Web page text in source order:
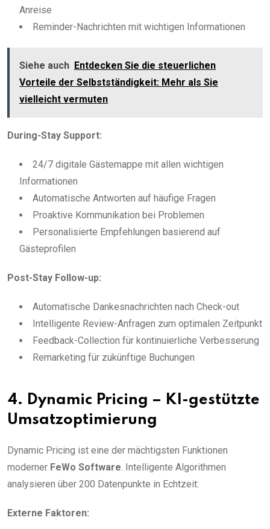
Anreise
Reminder-Nachrichten mit wichtigen Informationen
Siehe auch Entdecken Sie die steuerlichen
Vorteile der Selbstständigkeit: Mehr als Sie
vielleicht vermuten
During-Stay Support:
24/7 digitale Gästemappe mit allen wichtigen
Informationen
Automatische Antworten auf häufige Fragen
Proaktive Kommunikation bei Problemen
Personalisierte Empfehlungen basierend auf
Gästeprofilen
Post-Stay Follow-up:
Automatische Dankesnachrichten nach Check-out
Intelligente Review-Anfragen zum optimalen Zeitpunkt
Feedback-Collection für kontinuierliche Verbesserung
Remarketing für zukünftige Buchungen
4. Dynamic Pricing – KI-gestützte
Umsatzoptimierung
Dynamic Pricing ist eine der mächtigsten Funktionen
moderner FeWo Software. Intelligente Algorithmen
analysieren über 200 Datenpunkte in Echtzeit:
Externe Faktoren: